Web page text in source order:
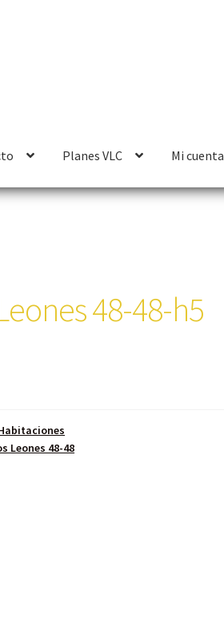
Planes VLC Mi cuenta
48-48-h5
Leones 48-48